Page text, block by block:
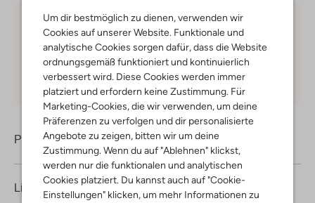
Um dir bestmöglich zu dienen, verwenden wir
Cookies auf unserer Website. Funktionale und
analytische Cookies sorgen dafür, dass die Website
ordnungsgemäß funktioniert und kontinuierlich
verbessert wird. Diese Cookies werden immer
platziert und erfordern keine Zustimmung. Für
Marketing-Cookies, die wir verwenden, um deine
Präferenzen zu verfolgen und dir personalisierte
Angebote zu zeigen, bitten wir um deine
Zustimmung. Wenn du auf "Ablehnen" klickst,
werden nur die funktionalen und analytischen
Cookies platziert. Du kannst auch auf "Cookie-
Einstellungen" klicken, um mehr Informationen zu
Kostenloser Versandab € 75 für Club-Omoda
Kauf auf Rechnung 30 TagenRückgaberecht
Produktinformation
Lieferung & Rückgabe